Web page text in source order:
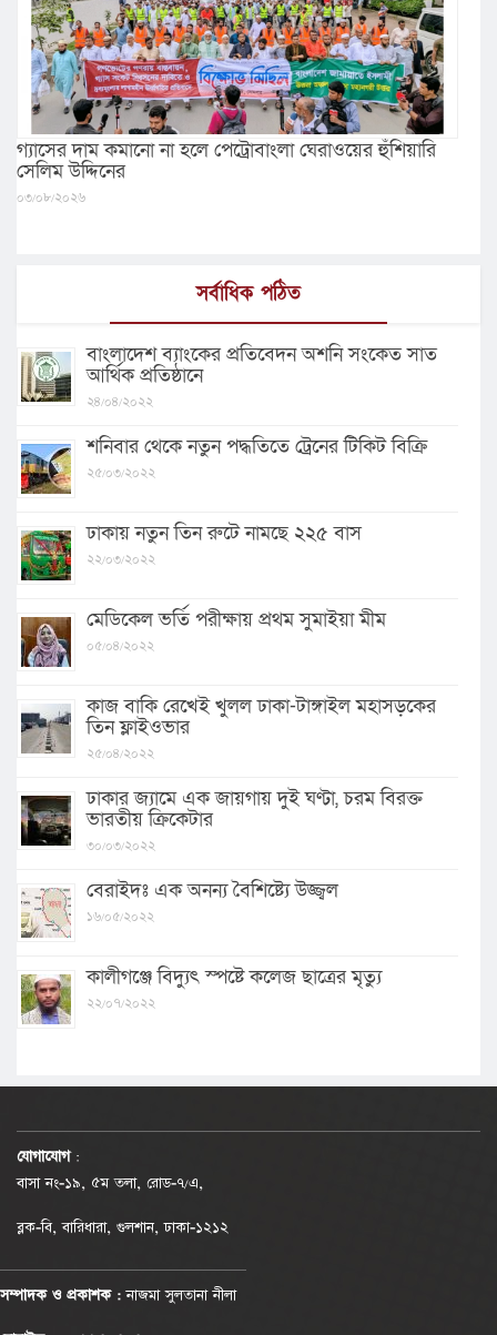
গ্যাসের দাম কমানো না হলে পেট্রোবাংলা ঘেরাওয়ের হুঁশিয়ারি
সেলিম উদ্দিনের
০৩/০৮/২০২৬
সর্বাধিক পঠিত
বাংলাদেশ ব্যাংকের প্রতিবেদন অশনি সংকেত সাত
আর্থিক প্রতিষ্ঠানে
২৪/০৪/২০২২
শনিবার থেকে নতুন পদ্ধতিতে ট্রেনের টিকিট বিক্রি
২৫/০৩/২০২২
ঢাকায় নতুন তিন রুটে নামছে ২২৫ বাস
২২/০৩/২০২২
মেডিকেল ভর্তি পরীক্ষায় প্রথম সুমাইয়া মীম
০৫/০৪/২০২২
কাজ বাকি রেখেই খুলল ঢাকা-টাঙ্গাইল মহাসড়কের
তিন ফ্লাইওভার
২৫/০৪/২০২২
ঢাকার জ্যামে এক জায়গায় দুই ঘণ্টা, চরম বিরক্ত
ভারতীয় ক্রিকেটার
৩০/০৩/২০২২
বেরাইদঃ এক অনন্য বৈশিষ্ট্যে উজ্জ্বল
১৬/০৫/২০২২
কালীগঞ্জে বিদ্যুৎ স্পষ্টে কলেজ ছাত্রের মৃত্যু
২২/০৭/২০২২
যোগাযোগ :
বাসা নং-১৯, ৫ম তলা, রোড-৭/এ,
ব্লক-বি, বারিধারা, গুলশান, ঢাকা-১২১২
সম্পাদক ও প্রকাশক :নাজমা সুলতানা নীলা